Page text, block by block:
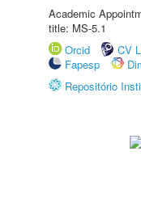
Academic
title: MS-5.1
Orcid
CV
Fapesp
Repositório